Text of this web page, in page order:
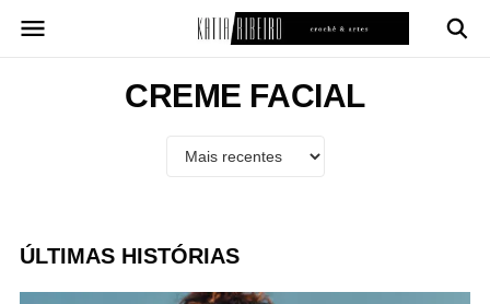
para
CREME FACIAL
ÚLTIMAS HISTÓRIAS